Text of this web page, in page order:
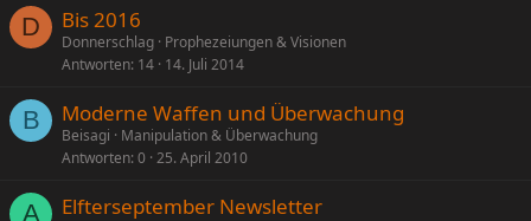
D Bis 2016
Donnerschlag Prophezeiungen & Visionen
Antworten 14 14. Juli 2014
B Moderne Waffen und Überwachung
Beisagi
Manipulation & Überwachung
Antworten 0 25. April 2010
A Elfterseptember Newsletter